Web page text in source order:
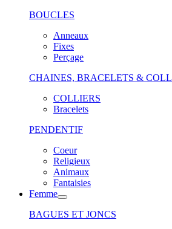
BOUCLES
Anneaux
Fixes
Perçage
CHAINES, BRACELETS &
COLLIERS
Bracelets
PENDENTIF
Coeur
Religieux
Animaux
Fantaisies
Femme
BAGUES ET JONCS